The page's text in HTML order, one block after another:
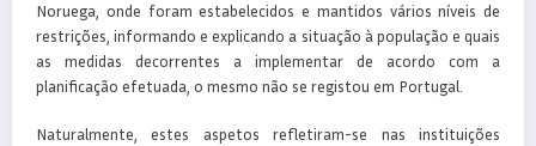
Noruega, onde foram estabelecidos e mantidos vários níveis de
restrições, informando e explicando a situação à população e quais
as medidas decorrentes a implementar de acordo com a
planificação efetuada, o mesmo não se registou em Portugal.
Naturalmente, estes aspetos refletiram-se nas instituições